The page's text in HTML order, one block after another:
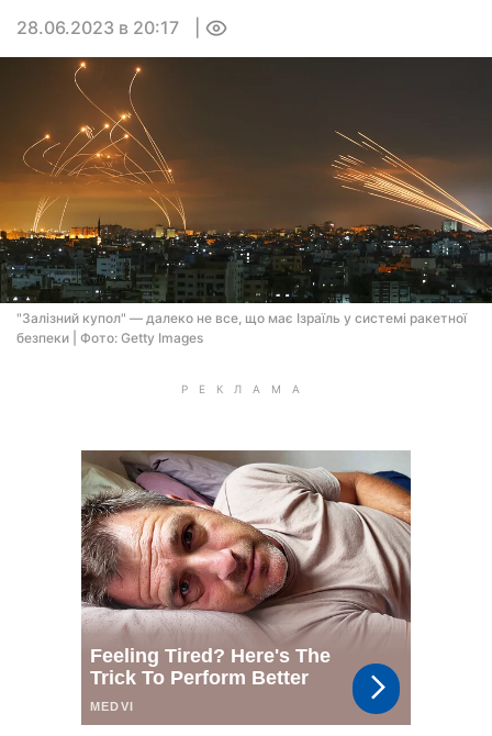
28.06.2023 в 20:17
"Залізний купол" — далеко не все, що має Ізраїль у системі ракетної
безпеки | Фото: Getty Images